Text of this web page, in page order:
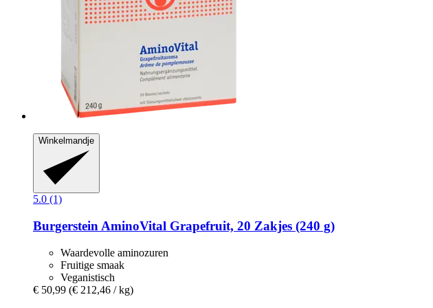
Winkelmandje
5.0 (1)
Burgerstein AminoVital Grapefruit, 20 Zakjes (240 g)
Waardevolle aminozuren
Fruitige smaak
Veganistisch
€ 50,99 (€ 212,46 / kg)